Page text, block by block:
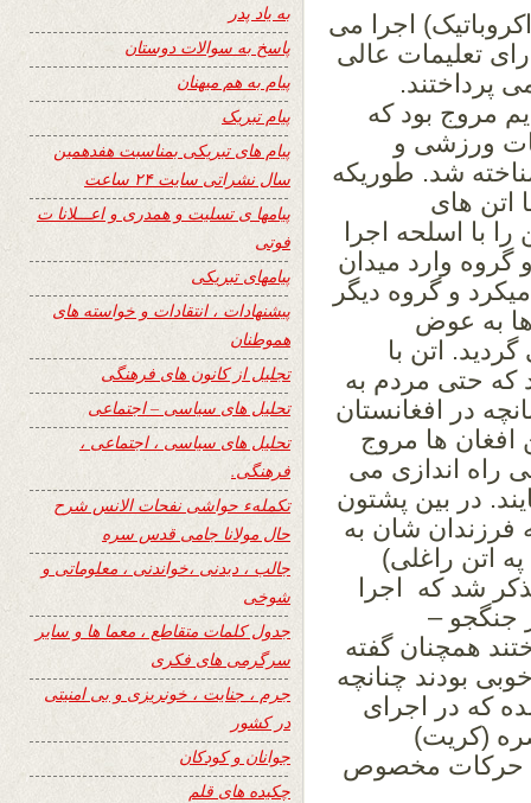
اجرا می
تعلیمات عالی
پرداختند.
مروج بود که
ورزشی و
شد. طوریکه
اتن های
با اسلحه اجرا
وارد میدان
و گروه دیگر
به عوض
اتن با
که حتی مردم به
در افغانستان
افغان ها مروج
راه اندازی می
در بین پشتون
شان به
په اتن راغلی)
شد که اجرا
جنگجو –
همچنان گفته
بودند چنانچه
که در اجرای
(کریت)
حرکات مخصوص
به یاد پدر
پاسخ به سوالات دوستان
پیام به هم میهنان
پیام تبریک
پیام های تبریکی بمناسبت هفدهمین
سال نشراتی سایت ۲۴ ساعت
پیامها ی تسلیت و همدری و اعـــلانا ت
فوتی
پیامهای تبریکی
پیشنهادات ، انتقادات و خواسته های
هموطنان
تجلیل از کانون های فرهنگی
تحلیل های سیاسی – اجتماعی
تحلیل های سیاسی ، اجتماعی ،
فرهنگی.
تکملهء حواشی نفحات الانس شرح
حال مولانا جامی قدس سره
جالب ، دیدنی ،خواندنی ، معلوماتی و
شوخی
جدول کلمات متقاطع ، معما ها و سایر
سرگرمی های فکری
جرم ، جنایت ، خونریزی و بی امنیتی
در کشور
جوانان و کودکان
چکیده های قلم